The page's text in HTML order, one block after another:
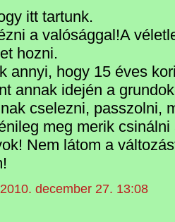
itt tartunk.
a valósággal!A
hozni.
annyi, hogy 15 éves
annak idején a
cselezni, passzolni,
meg merik
Nem látom a
2010. december 27. 13:08